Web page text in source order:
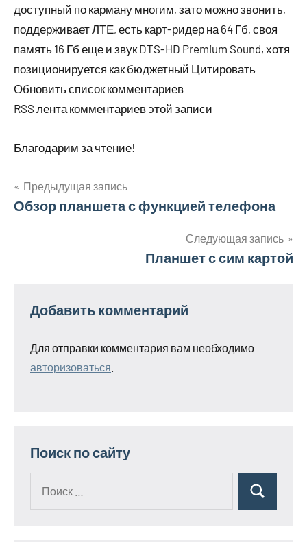
доступный по карману многим, зато можно звонить,
поддерживает ЛТЕ, есть карт-ридер на 64 Гб, своя
память 16 Гб еще и звук DTS-HD Premium Sound, хотя
позиционируется как бюджетный Цитировать
Обновить список комментариев
RSS лента комментариев этой записи
Благодарим за чтение!
Навигация
Предыдущая запись
Обзор планшета с функцией телефона
Следующая запись
Планшет с сим картой
Добавить комментарий
Для отправки комментария вам необходимо
авторизоваться
Поиск по сайту
Поиск